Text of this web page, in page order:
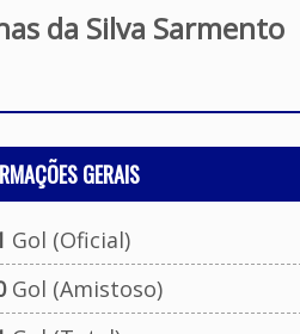
da Silva Sarmento
GERAIS
Gol (Oficial)
Gol (Amistoso)